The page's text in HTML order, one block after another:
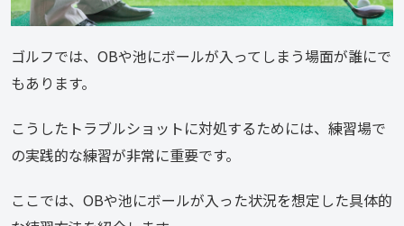
ゴルフでは、OBや池にボールが入ってしまう場面が誰にで
もあります。
こうしたトラブルショットに対処するためには、練習場で
の実践的な練習が非常に重要です。
ここでは、OBや池にボールが入った状況を想定した具体的